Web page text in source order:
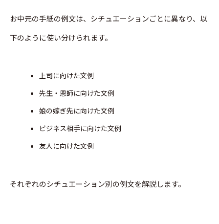
お中元の手紙の例文は、シチュエーションごとに異なり、以
下のように使い分けられます。
上司に向けた文例
先生・恩師に向けた文例
娘の嫁ぎ先に向けた文例
ビジネス相手に向けた文例
友人に向けた文例
それぞれのシチュエーション別の例文を解説します。